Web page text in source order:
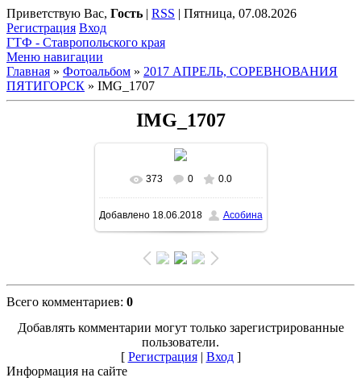
Приветствую Вас, Гость | RSS | Пятница, 07.08.2026
Регистрация Вход
ГТФ - Ставропольского края
Меню навигации
Главная » Фотоальбом » 2017 АПРЕЛЬ, СОРЕВНОВАНИЯ
ПЯТИГОРСК » IMG_1707
IMG_1707
373 0 0.0
Добавлено18.06.2018 Асобина
Всего комментариев: 0
Добавлять комментарии могут только зарегистрированные
пользователи.
[ Регистрация| Вход]
Информация на сайте